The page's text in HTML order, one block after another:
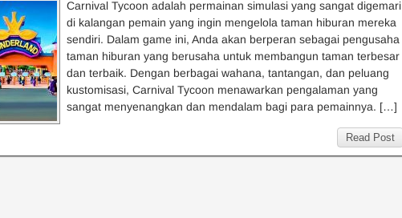
Carnival Tycoon adalah permainan simulasi yang sangat digemari
di kalangan pemain yang ingin mengelola taman hiburan mereka
sendiri. Dalam game ini, Anda akan berperan sebagai pengusaha
taman hiburan yang berusaha untuk membangun taman terbesar
dan terbaik. Dengan berbagai wahana, tantangan, dan peluang
kustomisasi, Carnival Tycoon menawarkan pengalaman yang
sangat menyenangkan dan mendalam bagi para pemainnya. […]
Read Post